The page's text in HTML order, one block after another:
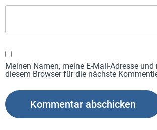
Meinen Namen, meine E-Mail-Adresse
diesem Browser für die nächste